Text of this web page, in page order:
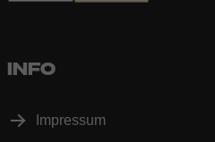
INFO
Impressum